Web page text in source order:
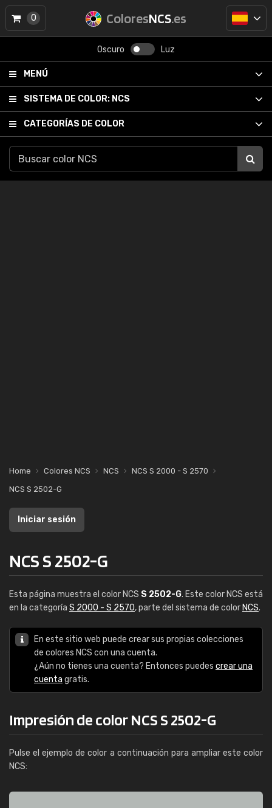
ColoresNCS.es
Oscuro Luz
MENÚ
SISTEMA DE COLOR: NCS
CATEGORÍAS DE COLOR
0
Home Colores NCS NCS
NCS S 2000 - S 2570
NCS S 2502-G
Iniciar sesión
NCS S 2502-G
Esta página muestra el color NCS S 2502-G. Este color NCS está
en la categoría S 2000 - S 2570, parte del sistema de color NCS.
En este sitio web puede crear sus propias colecciones
de colores NCS con una cuenta.
¿Aún no tienes una cuenta? Entonces puedes crear una
cuenta gratis.
Impresión de color NCS S 2502-G
Pulse el ejemplo de color a continuación para ampliar este color
NCS: